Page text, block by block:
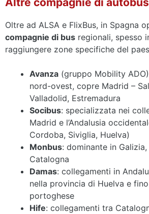
Oltre ad ALSA e FlixBus, in Spagna
compagnie di bus regionali, spesso
raggiungere zone specifiche del
Avanza (gruppo Mobility
nord-ovest, copre Madrid –
Valladolid, Estremadura
Socibus: specializzata nei
Madrid e l’Andalusia
Cordoba, Siviglia, Huelva)
Monbus: dominante in
Catalogna
Damas: collegamenti in
nella provincia di Huelva e
portoghese
Hife: collegamenti tra